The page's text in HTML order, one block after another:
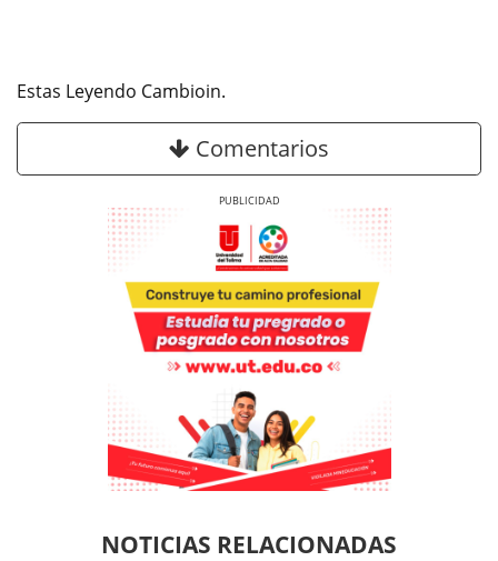
Estas Leyendo Cambioin.
Comentarios
NOTICIAS RELACIONADAS